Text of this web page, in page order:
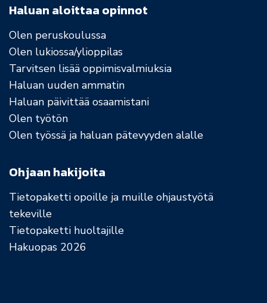
Haluan aloittaa opinnot
Olen peruskoulussa
Olen lukiossa/ylioppilas
Tarvitsen lisää oppimisvalmiuksia
Haluan uuden ammatin
Haluan päivittää osaamistani
Olen työtön
Olen työssä ja haluan pätevyyden alalle
Ohjaan hakijoita
Tietopaketti opoille ja muille ohjaustyötä
tekeville
Tietopaketti huoltajille
Hakuopas 2026